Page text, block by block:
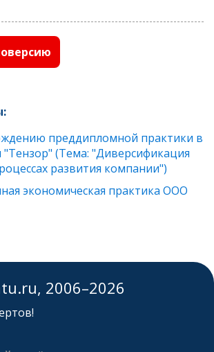
преддипломной практики в
(Тема: "Диверсификация
развития компании")
экономическая практика ООО
2006–2026